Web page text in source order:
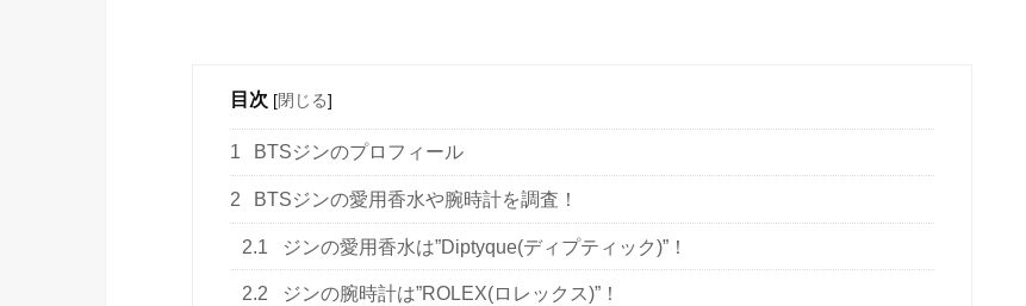
目次 [閉じる]
1 BTSジンのプロフィール
2 BTSジンの愛用香水や腕時計を調査！
2.1 ジンの愛用香水は”Diptyque(ディプティック)”！
2.2 ジンの腕時計は”ROLEX(ロレックス)”！